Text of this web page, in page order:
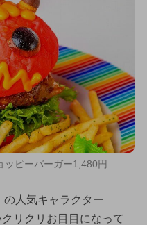
ッピーバーガー1,480円
の人気キャラクター
リクリお目目になって